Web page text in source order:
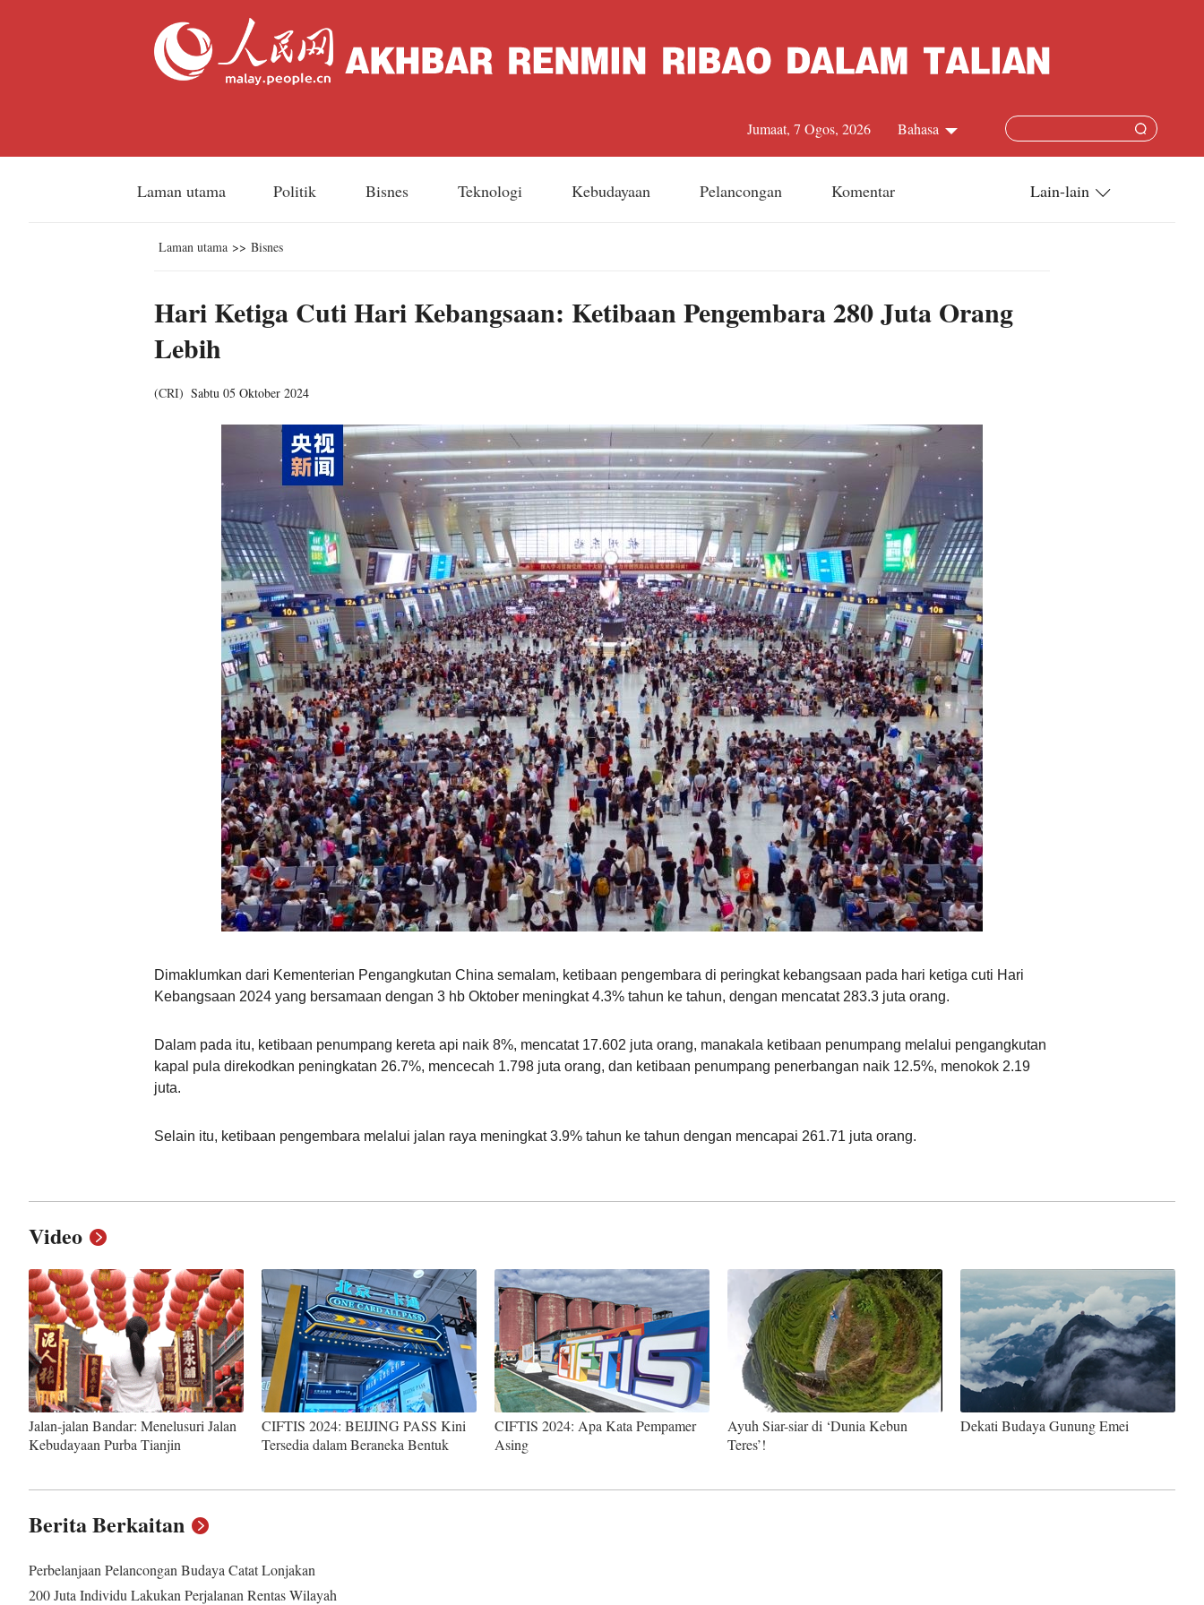
Bahasa
Français
عربي
한국어
Deutsch
Português
Kiswahili
Italiano
Қазақ тілі
ภาษาไทย
Bahasa Melayu
Ελληνικά
Jumaat, 7 Ogos, 2026
Laman utama Politik Bisnes Teknologi Kebudayaan Pelancongan Komentar Lain-lain
Laman utama >> Bisnes
Hari Ketiga Cuti Hari Kebangsaan: Ketibaan Pengembara 280 Juta Orang
Lebih
(CRI) Sabtu 05 Oktober 2024
Dimaklumkan dari Kementerian Pengangkutan China semalam, ketibaan pengembara di peringkat kebangsaan pada hari ketiga cuti Hari
Kebangsaan 2024 yang bersamaan dengan 3 hb Oktober meningkat 4.3% tahun ke tahun, dengan mencatat 283.3 juta orang.
Dalam pada itu, ketibaan penumpang kereta api naik 8%, mencatat 17.602 juta orang, manakala ketibaan penumpang melalui pengangkutan
kapal pula direkodkan peningkatan 26.7%, mencecah 1.798 juta orang, dan ketibaan penumpang penerbangan naik 12.5%, menokok 2.19
juta.
Selain itu, ketibaan pengembara melalui jalan raya meningkat 3.9% tahun ke tahun dengan mencapai 261.71 juta orang.
Video
Jalan-jalan Bandar: Menelusuri Jalan
Kebudayaan Purba Tianjin
CIFTIS 2024: BEIJING PASS Kini
Tersedia dalam Beraneka Bentuk
CIFTIS 2024: Apa Kata Pempamer
Asing
Ayuh Siar-siar di ‘Dunia Kebun
Teres’!
Dekati Budaya Gunung Emei
Berita Berkaitan
Perbelanjaan Pelancongan Budaya Catat Lonjakan
200 Juta Individu Lakukan Perjalanan Rentas Wilayah